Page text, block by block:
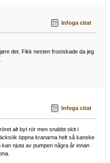
Infoga citat
det. Fikk nesten frostskade da jeg
Infoga citat
alt byt rör men snabbt skit i
öppna kranarna helt så kanske
njuta av pumpen några år innan